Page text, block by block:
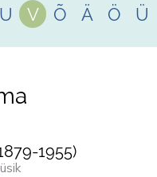
U V Õ Ä Ö Ü
-1955)